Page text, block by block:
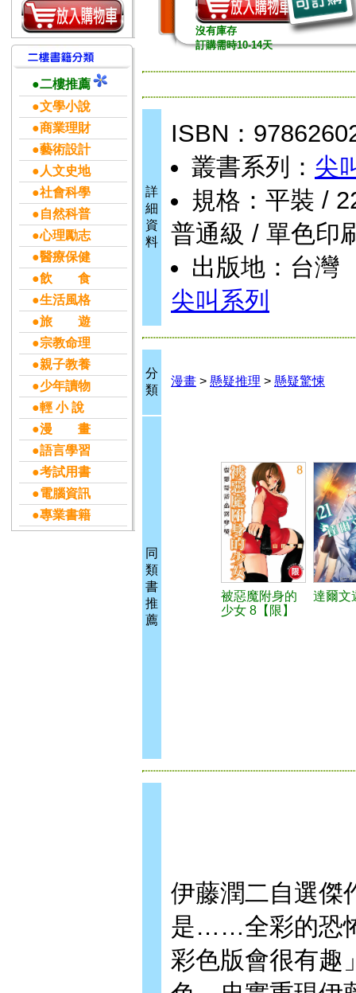
●二樓推薦
●文學小說
●商業理財
●藝術設計
●人文史地
●社會科學
●自然科普
●心理勵志
●醫療保健
●飲 食
●生活風格
●旅 遊
●宗教命理
●親子教養
●少年讀物
●輕 小 說
●漫 畫
●語言學習
●考試用書
●電腦資訊
●專業書籍
沒有庫存
訂購需時10-14天
詳
細
資
料
ISBN：
叢書系列： 尖
規格：平裝 /
普通級 / 單色印
出版地：台灣
尖叫系列
分
類
漫畫 > 懸疑推理 > 懸疑驚悚
同
類
書
推
薦
被惡魔附身的
少女 8【限】
達爾文
伊藤潤二自選傑
是……全彩的恐
彩色版會很有趣